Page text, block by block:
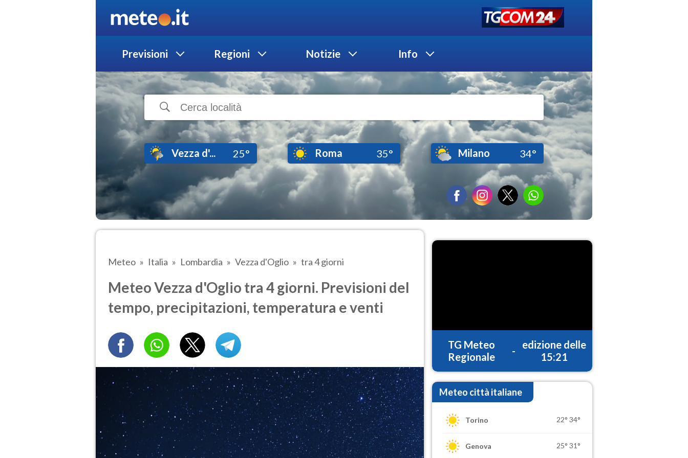
Previsioni Regioni Notizie Info
Vezza d'... 25° Roma 35° Milano 34°
Meteo Italia Lombardia Vezza d'Oglio tra 4 giorni
Meteo Vezza d'Oglio tra 4 giorni. Previsioni del
tempo, precipitazioni, temperatura e venti
TG Meteo
Regionale
-
edizione delle
15:21
Meteo città italiane
Torino 22° 34°
Genova 25° 31°